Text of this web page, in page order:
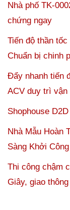
Nhà phố TK-
chứng ngay
Tiến độ thần
Chuẩn bị chinh
Đẩy nhanh tiến
ACV duy trì vận
Shophouse
Nhà Mẫu Hoàn
Sàng Khởi
Thi công chậm
Giây, giao